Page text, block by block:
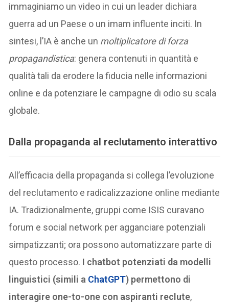
immaginiamo un video in cui un leader dichiara
guerra ad un Paese o un imam influente inciti. In
sintesi, l’IA è anche un moltiplicatore di forza
propagandistica: genera contenuti in quantità e
qualità tali da erodere la fiducia nelle informazioni
online e da potenziare le campagne di odio su scala
globale.
Dalla propaganda al reclutamento interattivo
All’efficacia della propaganda si collega l’evoluzione
del reclutamento e radicalizzazione online mediante
IA. Tradizionalmente, gruppi come ISIS curavano
forum e social network per agganciare potenziali
simpatizzanti; ora possono automatizzare parte di
questo processo. I chatbot potenziati da modelli
linguistici (simili a ChatGPT) permettono di
interagire one-to-one con aspiranti reclute,